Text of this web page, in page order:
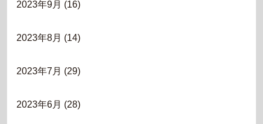
2023年9月 (16)
2023年8月 (14)
2023年7月 (29)
2023年6月 (28)